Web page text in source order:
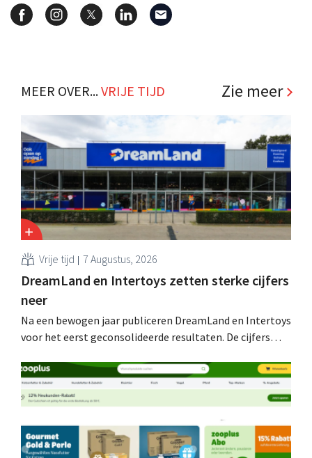
MEER OVER...VRIJE TIJD Zie meer
Vrije tijd 7 Augustus, 2026
DreamLand en Intertoys zetten sterke cijfers
neer
Na een bewogen jaar publiceren DreamLand en Intertoys
voor het eerst geconsolideerde resultaten. De cijfers
spreekt van een “historisch sterk resultaat”.